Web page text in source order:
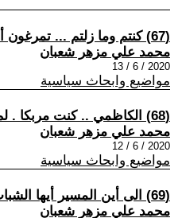
(67) كنتم وما زلتم ... تمرغون أنف الطغاة .
محمد علي مزهر شعبان
2020 / 6 / 13
مواضيع وابحاث سياسية
(68) الكاظمي .. كنت مربكا . لم تمسك خيوط اللعبة .
محمد علي مزهر شعبان
2020 / 6 / 12
مواضيع وابحاث سياسية
(69) الى أين المسير أيها الشباب .. إدركوا سفينتكم ؟
محمد علي مزهر شعبان